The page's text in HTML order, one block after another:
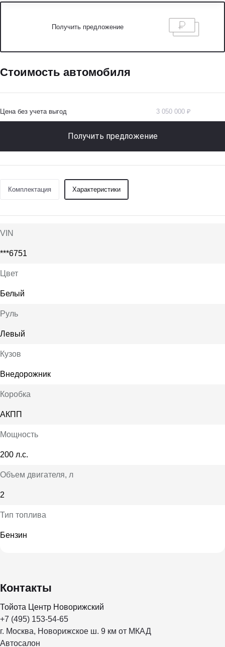
Получить предложение
Стоимость автомобиля
Цена без учета выгод 3 050 000 ₽
Получить предложение
Комплектация Характеристики
VIN
***6751
Цвет
Белый
Руль
Левый
Кузов
Внедорожник
Коробка
АКПП
Мощность
200 л.с.
Объем двигателя, л
2
Тип топлива
Бензин
Контакты
Тойота Центр Новорижский
+7 (495) 153-54-65
г. Москва, Новорижское ш. 9 км от МКАД
Автосалон